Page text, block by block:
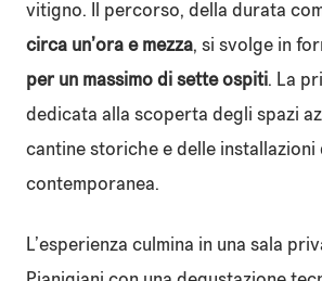
vitigno. Il percorso, della durata
circa un’ora e mezza, si svolge in
per un massimo di sette ospiti. La
dedicata alla scoperta degli spazi
cantine storiche e delle installazioni
contemporanea.
L’esperienza culmina in una sala